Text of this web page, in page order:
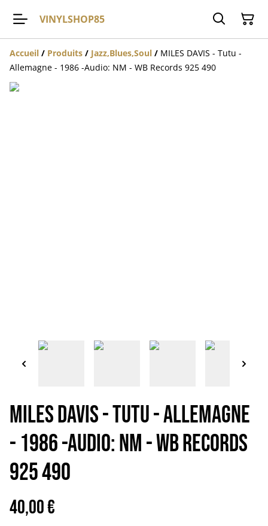
VINYLSHOP85
Accueil / Produits / Jazz,Blues,Soul / MILES DAVIS - Tutu -
Allemagne - 1986 -Audio: NM - WB Records 925 490
MILES DAVIS - Tutu - Allemagne
- 1986 -Audio: NM - WB Records
925 490
40,00 €